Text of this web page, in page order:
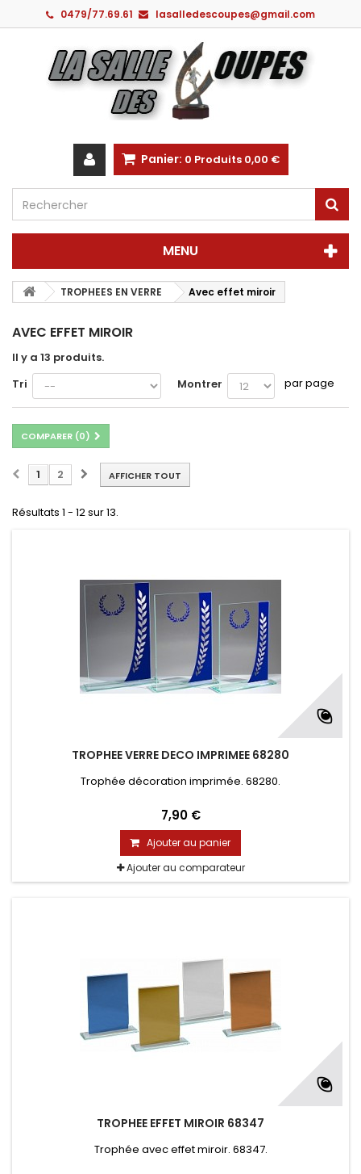
0479/77.69.61 lasalledescoupes@gmail.com
Panier: 0 Produits 0,00 €
MENU
TROPHEES EN VERRE Avec effet miroir
AVEC EFFET MIROIR
Il y a 13 produits.
Tri
Montrer par page
COMPARER (0)
AFFICHER TOUT
1 2
Résultats 1 - 12 sur 13.
TROPHEE VERRE DECO IMPRIMEE 68280
Trophée décoration imprimée. 68280.
7,90 €
Ajouter au panier
Ajouter au comparateur
TROPHEE EFFET MIROIR 68347
Trophée avec effet miroir. 68347.